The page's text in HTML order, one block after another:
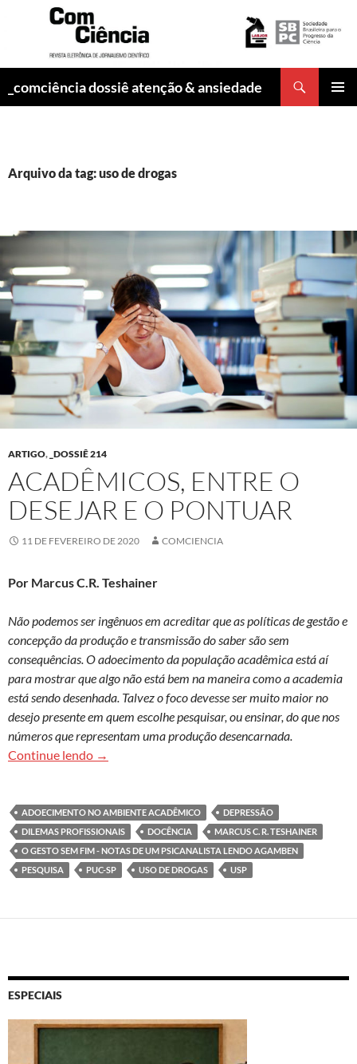
_comciência dossiê atenção & ansiedade
Arquivo da tag: uso de drogas
ARTIGO, _DOSSIÊ 214
ACADÊMICOS, ENTRE O
DESEJAR E O PONTUAR
11 DE FEVEREIRO DE 2020 COMCIENCIA
Por Marcus C.R. Teshainer
Não podemos ser ingênuos em acreditar que as políticas de gestão e
concepção da produção e transmissão do saber são sem
consequências. O adoecimento da população acadêmica está aí
para mostrar que algo não está bem na maneira como a academia
está sendo desenhada. Talvez o foco devesse ser muito maior no
desejo presente em quem escolhe pesquisar, ou ensinar, do que nos
números que representam uma produção desencarnada.
Continue lendo Acadêmicos, entre o desejar e o pontuar
→
ADOECIMENTO NO AMBIENTE ACADÊMICO
DEPRESSÃO
DILEMAS PROFISSIONAIS
DOCÊNCIA
MARCUS C. R. TESHAINER
O GESTO SEM FIM - NOTAS DE UM PSICANALISTA LENDO AGAMBEN
PESQUISA
PUC-SP USO DE DROGAS USP
ESPECIAIS